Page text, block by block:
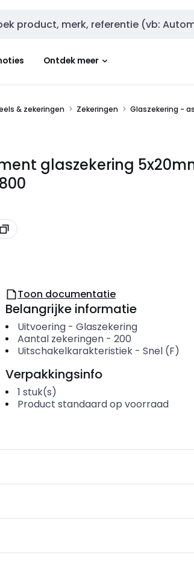
invoer
Ontdek meer
& zekeringen Zekeringen Glaszekering -
glaszekering
Toon documentatie
Belangrijke informatie
Uitvoering- Glaszekering
Aantal zekeringen- 200
Uitschakelkarakteristiek- Snel (F)
Verpakkingsinfo
1 stuk(s)
Product standaard op voorraad